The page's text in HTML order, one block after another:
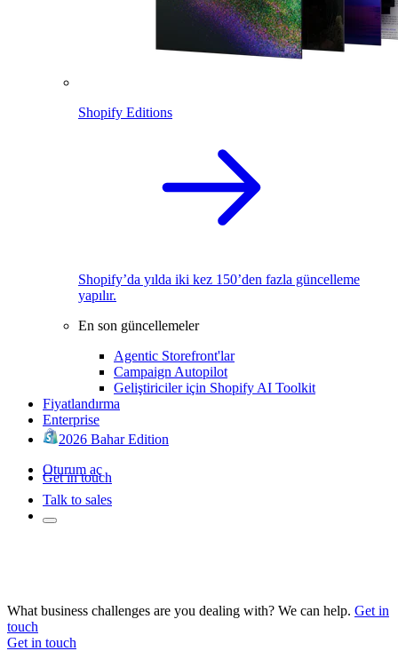
Shopify Editions
Shopify’da yılda iki kez 150’den fazla güncelleme
yapılır.
En son güncellemeler
Agentic Storefront'lar
Campaign Autopilot
Geliştiriciler için Shopify AI Toolkit
Fiyatlandırma
Enterprise
2026 Bahar Edition
Oturum aç
Get in touch
Talk to sales
What business challenges are you dealing with? We can help. Get in
touch
Get in touch